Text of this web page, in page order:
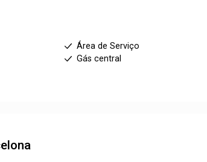
Área de Serviço
Gás central